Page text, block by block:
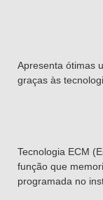
Apresenta ótimas
graças às
Tecnologia ECM
função que
programada no